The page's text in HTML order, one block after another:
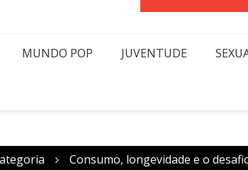
MUNDO POP JUVENTUDE
Consumo, longevidade e o